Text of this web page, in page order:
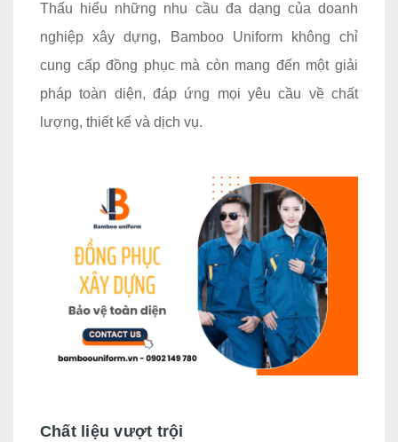
Thấu hiểu những nhu cầu đa dạng của doanh
nghiệp xây dựng, Bamboo Uniform không chỉ
cung cấp đồng phục mà còn mang đến một giải
pháp toàn diện, đáp ứng mọi yêu cầu về chất
lượng, thiết kế và dịch vụ.
Chất liệu vượt trội